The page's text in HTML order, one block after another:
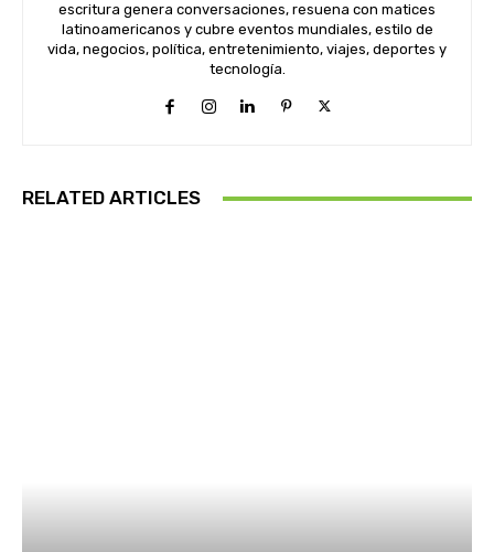
escritura genera conversaciones, resuena con matices
latinoamericanos y cubre eventos mundiales, estilo de
vida, negocios, política, entretenimiento, viajes, deportes y
tecnología.
RELATED ARTICLES